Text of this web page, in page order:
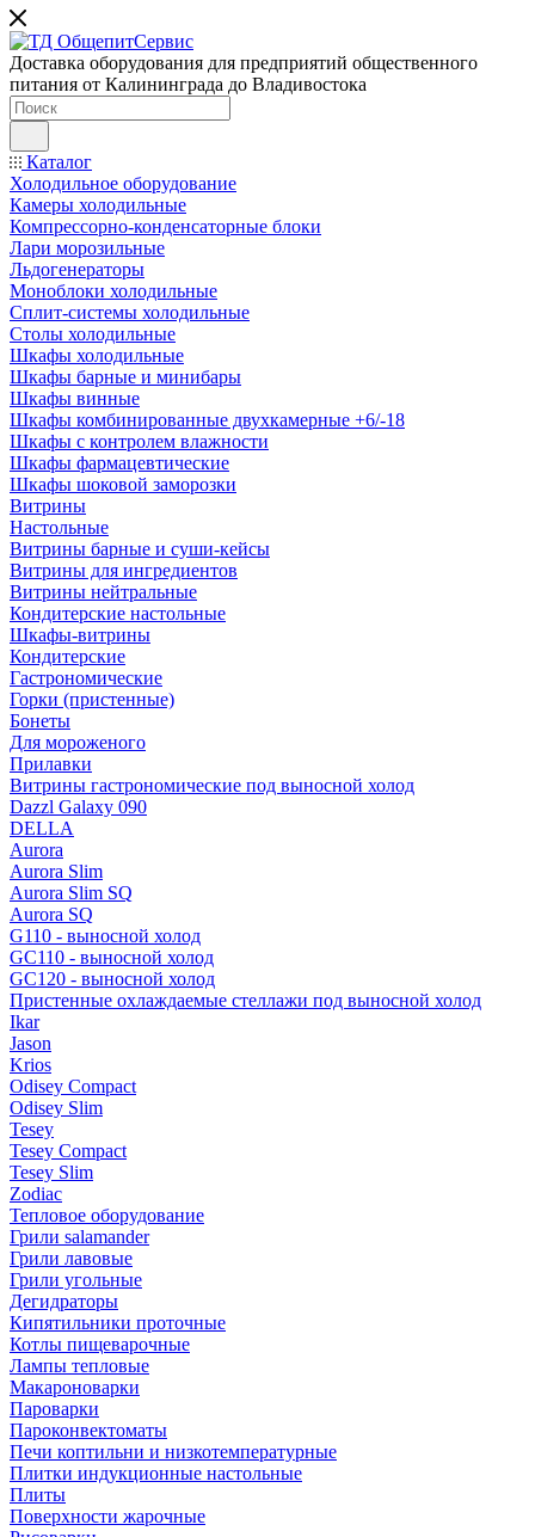
Доставка оборудования для предприятий общественного
питания от Калининграда до Владивостока
Каталог
Холодильное оборудование
Камеры холодильные
Компрессорно-конденсаторные блоки
Лари морозильные
Льдогенераторы
Моноблоки холодильные
Сплит-системы холодильные
Столы холодильные
Шкафы холодильные
Шкафы барные и минибары
Шкафы винные
Шкафы комбинированные двухкамерные +6/-18
Шкафы с контролем влажности
Шкафы фармацевтические
Шкафы шоковой заморозки
Витрины
Настольные
Витрины барные и суши-кейсы
Витрины для ингредиентов
Витрины нейтральные
Кондитерские настольные
Шкафы-витрины
Кондитерские
Гастрономические
Горки (пристенные)
Бонеты
Для мороженого
Прилавки
Витрины гастрономические под выносной холод
Dazzl Galaxy 090
DELLA
Aurora
Aurora Slim
Aurora Slim SQ
Aurora SQ
G110 - выносной холод
GC110 - выносной холод
GC120 - выносной холод
Пристенные охлаждаемые стеллажи под выносной холод
Ikar
Jason
Krios
Odisey Compact
Odisey Slim
Tesey
Tesey Compact
Tesey Slim
Zodiac
Тепловое оборудование
Грили salamander
Грили лавовые
Грили угольные
Дегидраторы
Кипятильники проточные
Котлы пищеварочные
Лампы тепловые
Макароноварки
Пароварки
Пароконвектоматы
Печи коптильни и низкотемпературные
Плитки индукционные настольные
Плиты
Поверхности жарочные